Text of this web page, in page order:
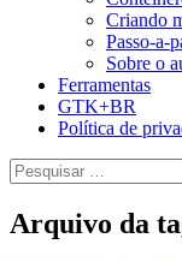
Criando
Passo-a-
Sobre o
Ferramentas
GTK+BR
Política de
Pesquisar
por:
Arquivo da